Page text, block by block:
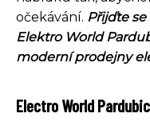
očekávání. Přijďte
Elektro World
moderní prodejny
Electro World